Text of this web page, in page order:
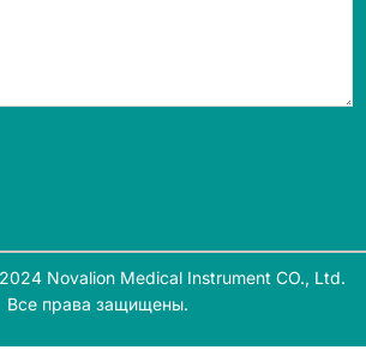
Novalion Medical Instrument CO., Ltd.
Все права защищены.